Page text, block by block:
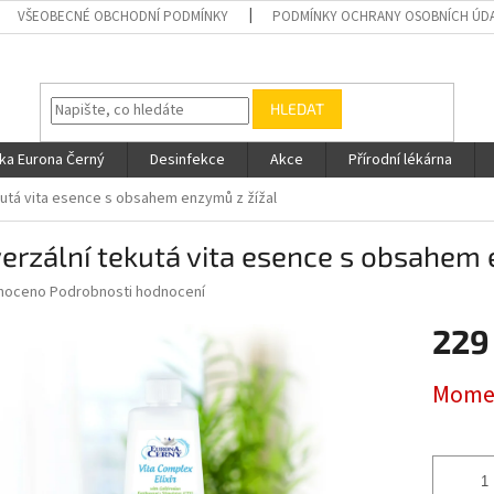
VŠEOBECNÉ OBCHODNÍ PODMÍNKY PODMÍNKY OCHRANY OSOBNÍCH
HLEDAT
Eurona Černý Desinfekce Akce Přírodní lékárna
vita esence s obsahem enzymů z žížal
tekutá vita esence s obsahem
Podrobnosti hodnocení
cena: